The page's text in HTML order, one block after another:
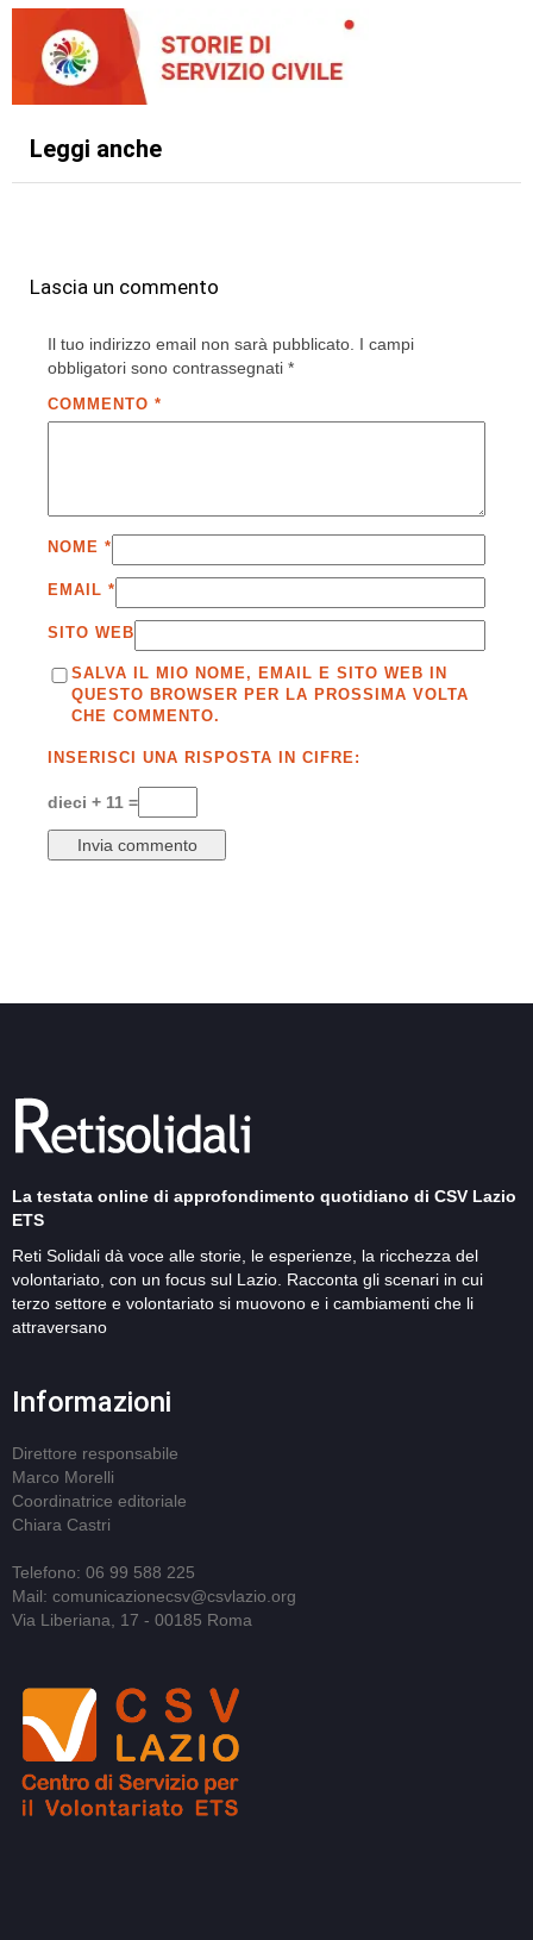
Leggi anche
Lascia un commento
Il tuo indirizzo email non sarà pubblicato. I campi
obbligatori sono contrassegnati *
COMMENTO *
NOME *
EMAIL *
SITO WEB
SALVA IL MIO NOME, EMAIL E SITO WEB IN
QUESTO BROWSER PER LA PROSSIMA VOLTA
CHE COMMENTO.
INSERISCI UNA RISPOSTA IN CIFRE:
dieci + 11 =
La testata online di approfondimento quotidiano di CSV Lazio
ETS
Reti Solidali dà voce alle storie, le esperienze, la ricchezza del
volontariato, con un focus sul Lazio. Racconta gli scenari in cui
terzo settore e volontariato si muovono e i cambiamenti che li
attraversano
Informazioni
Direttore responsabile
Marco Morelli
Coordinatrice editoriale
Chiara Castri
Telefono: 06 99 588 225
Mail: comunicazionecsv@csvlazio.org
Via Liberiana, 17 - 00185 Roma